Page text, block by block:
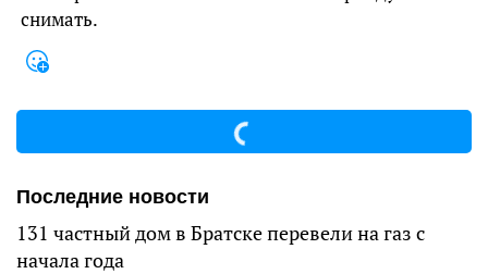
снимать.
Последние новости
131 частный дом в Братске перевели на газ с
начала года